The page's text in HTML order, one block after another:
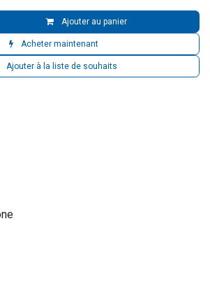
Ajouter au panier
Acheter maintenant
Ajouter à la liste de souhaits